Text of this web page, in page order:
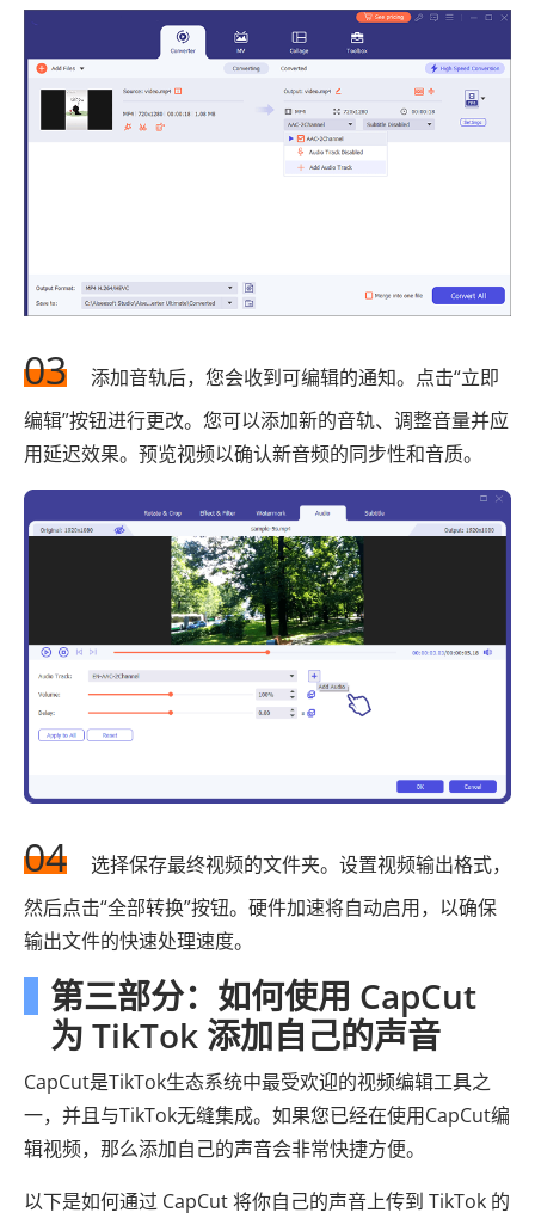
03
添加音轨后，您会收到可编辑的通知。点击“立即
编辑”按钮进行更改。您可以添加新的音轨、调整音量并应
用延迟效果。预览视频以确认新音频的同步性和音质。
04
选择保存最终视频的文件夹。设置视频输出格式，
然后点击“全部转换”按钮。硬件加速将自动启用，以确保
输出文件的快速处理速度。
第三部分：如何使用 CapCut
为 TikTok 添加自己的声音
CapCut是TikTok生态系统中最受欢迎的视频编辑工具之
一，并且与TikTok无缝集成。如果您已经在使用CapCut编
辑视频，那么添加自己的声音会非常快捷方便。
以下是如何通过 CapCut 将你自己的声音上传到 TikTok 的